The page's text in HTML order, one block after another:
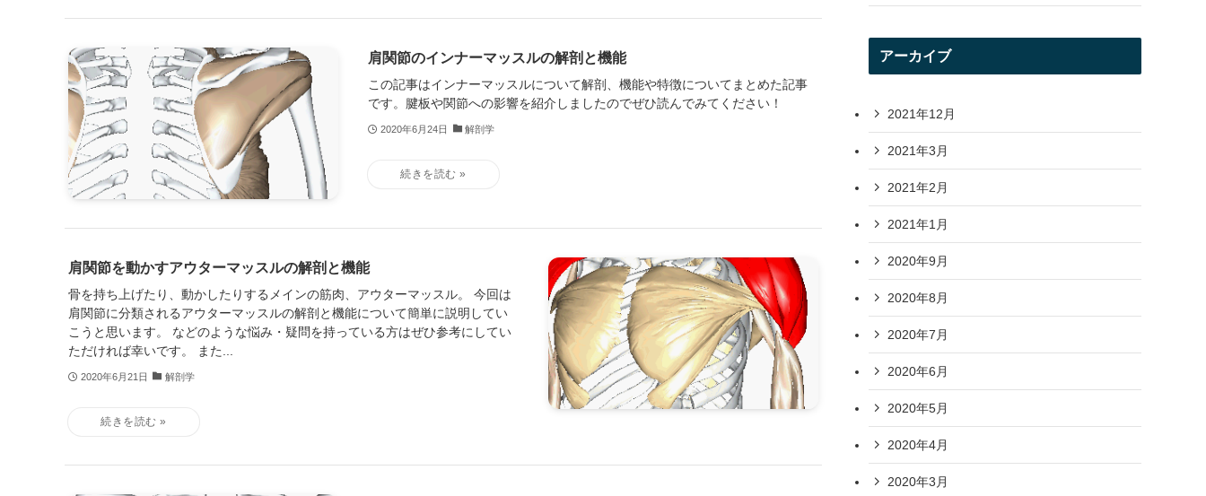
肩関節のインナーマッスルの解剖と機能
この記事はインナーマッスルについて解剖、機能や特徴についてまとめた記事
です。腱板や関節への影響を紹介しましたのでぜひ読んでみてください！
2020年6月24日 解剖学
肩関節を動かすアウターマッスルの解剖と機能
骨を持ち上げたり、動かしたりするメインの筋肉、アウターマッスル。 今回は
肩関節に分類されるアウターマッスルの解剖と機能について簡単に説明してい
こうと思います。 などのような悩み・疑問を持っている方はぜひ参考にしてい
ただければ幸いです。 また...
2020年6月21日 解剖学
アーカイブ
2021年12月
2021年3月
2021年2月
2021年1月
2020年9月
2020年8月
2020年7月
2020年6月
2020年5月
2020年4月
2020年3月